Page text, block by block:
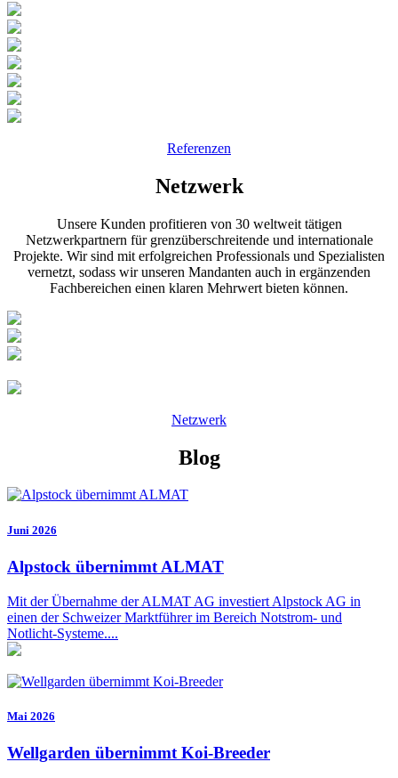
Referenzen
Netzwerk
Unsere Kunden profitieren von 30 weltweit tätigen
Netzwerkpartnern für grenzüberschreitende und internationale
Projekte. Wir sind mit erfolgreichen Professionals und Spezialisten
vernetzt, sodass wir unseren Mandanten auch in ergänzenden
Fachbereichen einen klaren Mehrwert bieten können.
Netzwerk
Blog
Juni 2026
Alpstock übernimmt ALMAT
Mit der Übernahme der ALMAT AG investiert Alpstock AG in
einen der Schweizer Marktführer im Bereich Notstrom- und
Notlicht-Systeme....
Mai 2026
Wellgarden übernimmt Koi-Breeder